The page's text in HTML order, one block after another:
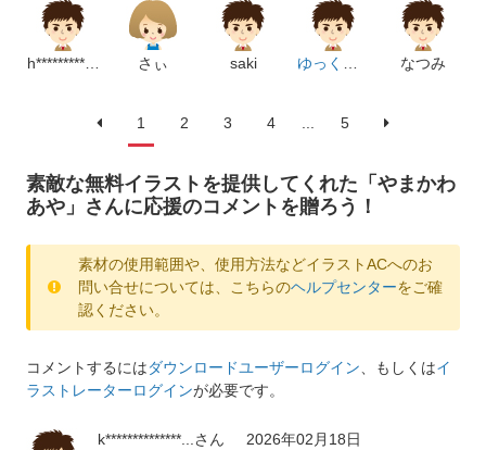
h***********************m さぃ saki ゆっくり… なつみ
1 2 3 4 5
素敵な無料イラストを提供してくれた「やまかわ
あや」さんに応援のコメントを贈ろう！
素材の使用範囲や、使用方法などイラストACへのお
問い合せについては、こちらのヘルプセンターをご確
認ください。
コメントするにはダウンロードユーザーログイン 、もしくはイ
ラストレーターログインが必要です。
k**************... さん
2026年02月18日